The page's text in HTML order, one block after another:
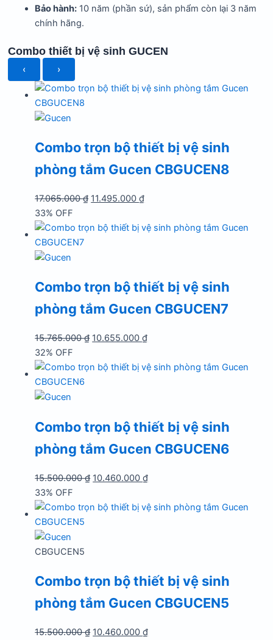
Bảo hành: 10 năm (phần sứ), sản phẩm còn lại 3 năm
chính hãng.
Combo thiết bị vệ sinh GUCEN
‹ ›
Combo trọn bộ thiết bị vệ sinh
phòng tắm Gucen CBGUCEN8
17.065.000₫ Giá
là:
11.495.000₫Giá
tại
33% OFF
Combo trọn bộ thiết bị vệ sinh
phòng tắm Gucen CBGUCEN7
15.765.000₫ Giá
là:
10.655.000₫Giá
tại
32% OFF
Combo trọn bộ thiết bị vệ sinh
phòng tắm Gucen CBGUCEN6
15.500.000₫ Giá
là:
10.460.000₫Giá
tại
33% OFF
CBGUCEN5
Combo trọn bộ thiết bị vệ sinh
phòng tắm Gucen CBGUCEN5
15.500.000₫ Giá
10.460.000₫Giá